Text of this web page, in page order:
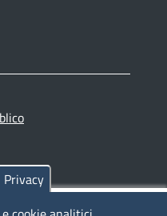
Privacy